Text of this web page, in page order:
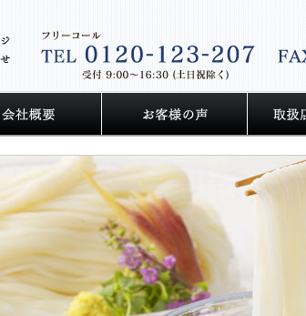
和泉そうめん丈山の里トップページ
お問い合わせ